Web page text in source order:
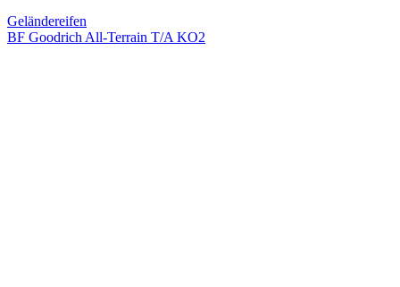
Geländereifen
BF Goodrich All-Terrain T/A KO2